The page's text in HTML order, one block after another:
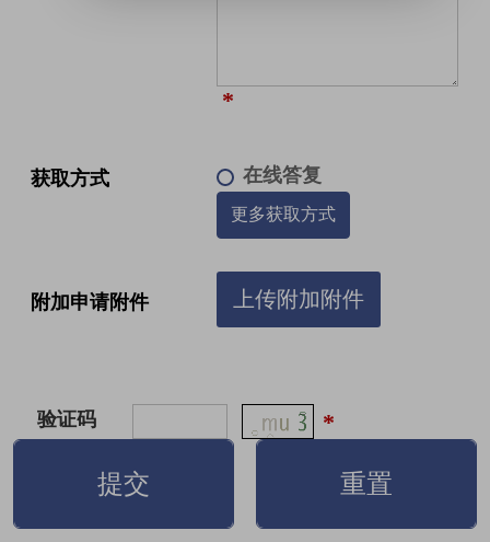
*
获取方式 在线答复
更多获取方式
附加申请附件 上传附加附件
验证码 *